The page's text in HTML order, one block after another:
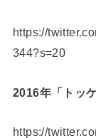
https://
344?s=20
2016年「トッケ
https://